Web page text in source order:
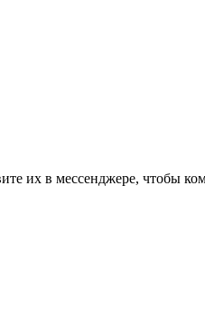
их в мессенджере, чтобы